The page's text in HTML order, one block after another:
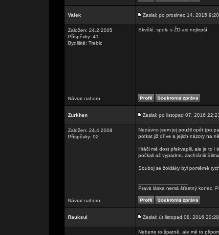
Valek Zaslal: po prosinec 14, 2015 9:20
Založen: 24.2.2005
Příspěvky: 41
Bydliště: Trebic
Skvělé, spolu s ŽD asi nejlepší.
Návrat nahoru
Zurkhen Zaslal: po listopad 07, 2016
Založen: 24.4.2008
Příspěvky: 92
Nedávno jsem jej použil opět (po
potkat již dříve a jejich názory na
Hráči mě dost překvapili, ale je to i
počkali až vypadne, zachránili
Souboj se žoldáky byl poměrně
Pravá láska nemá šťastný konec.
Návrat nahoru
Rauksul Zaslal: út listopad 08, 2016 20:28
Neberte to špatně, ale mě to